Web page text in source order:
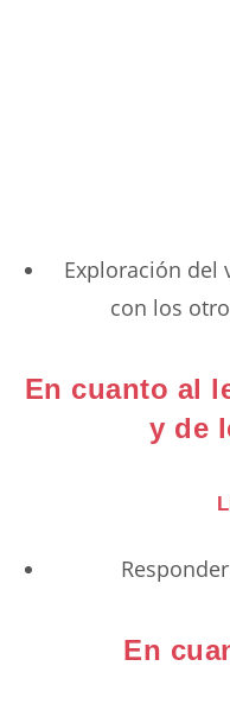
Exploración del
con los
En cuanto al
y de
En